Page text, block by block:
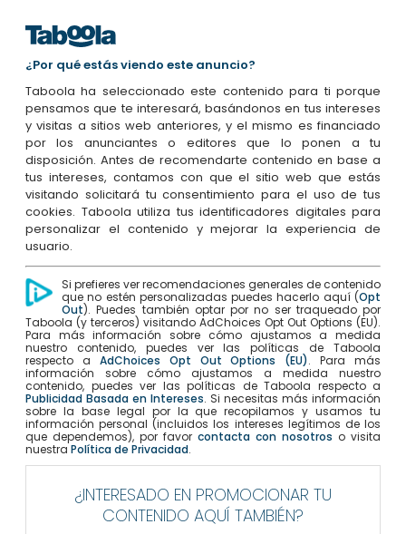
¿Por qué estás viendo este anuncio?
Taboola ha seleccionado este contenido para ti porque
pensamos que te interesará, basándonos en tus intereses
y visitas a sitios web anteriores, y el mismo es financiado
por los anunciantes o editores que lo ponen a tu
disposición. Antes de recomendarte contenido en base a
tus intereses, contamos con que el sitio web que estás
visitando solicitará tu consentimiento para el uso de tus
cookies. Taboola utiliza tus identificadores digitales para
personalizar el contenido y mejorar la experiencia de
usuario.
Si prefieres ver recomendaciones generales de contenido
que no estén personalizadas puedes hacerlo aquí (Opt
Out). Puedes también optar por no ser traqueado por
Taboola (y terceros) visitando AdChoices Opt Out Options (EU).
Para más información sobre cómo ajustamos a medida
nuestro contenido, puedes ver las políticas de Taboola
respecto a AdChoices Opt Out Options (EU). Para más
información sobre cómo ajustamos a medida nuestro
contenido, puedes ver las políticas de Taboola respecto a
Publicidad Basada en Intereses. Si necesitas más información
sobre la base legal por la que recopilamos y usamos tu
información personal (incluidos los intereses legítimos de los
que dependemos), por favor contacta con nosotros o visita
nuestra Política de Privacidad.
¿INTERESADO EN PROMOCIONAR TU
CONTENIDO AQUÍ TAMBIÉN?